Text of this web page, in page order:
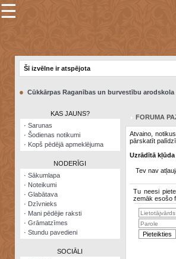
×
Šodienas
notikumi
Visatcera
almanahs
Arhīvs
☰
Šī izvēlne ir atspējota
● Cūkkārpas Raganības un burvestību arodskola
KAS JAUNS?
· Sarunas
· Šodienas notikumi
· Kopš pēdējā apmeklējuma
NODERĪGI
· Sākumlapa
· Noteikumi
· Glabātava
· Dzīvnieks
· Mani pēdējie raksti
· Grāmatzīmes
· Stundu pavedieni
SOCIĀLI
FORUMA
Atvaino,
pārskatīt
Uzrādītā kļūda
Tev nav
Tu neesi
zemāk esošo